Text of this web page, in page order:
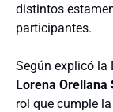
distintos
participantes.
Según explicó la
Lorena Orellana
rol que cumple